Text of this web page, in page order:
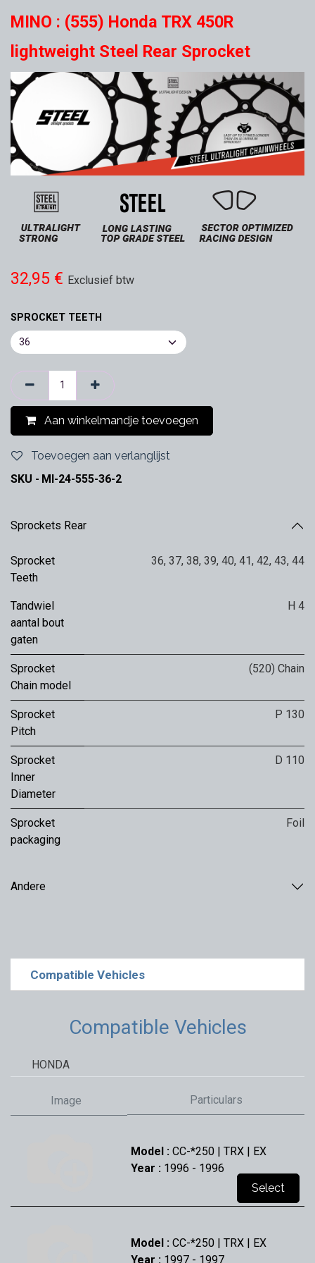
MINO : (555) Honda TRX 450R
lightweight Steel Rear Sprocket
32,95 € Exclusief btw
SPROCKET TEETH
Aan winkelmandje toevoegen
Toevoegen aan verlanglijst
SKU - MI-24-555-36-2
Sprockets Rear
Sprocket
Teeth
36, 37, 38, 39, 40, 41, 42, 43, 44
Tandwiel
aantal bout
gaten
H 4
Sprocket
Chain model
(520) Chain
Sprocket
Pitch
P 130
Sprocket
Inner
Diameter
D 110
Sprocket
packaging
Foil
Andere
Compatible Vehicles
Compatible Vehicles
HONDA
Image Particulars
Model : CC-*250 | TRX | EX
Year : 1996 - 1996
Select
Model : CC-*250 | TRX | EX
Year : 1997 - 1997